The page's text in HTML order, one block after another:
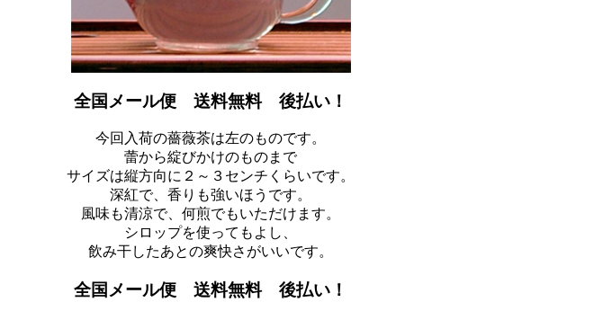
全国メール便 送料無料 後払い！
今回入荷の薔薇茶は左のものです。
蕾から綻びかけのものまで
サイズは縦方向に２～３センチくらいです。
深紅で、香りも強いほうです。
風味も清涼で、何煎でもいただけます。
シロップを使ってもよし、
飲み干したあとの爽快さがいいです。
全国メール便 送料無料 後払い！